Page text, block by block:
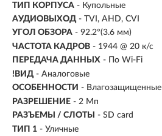
ТИП КОРПУСА - Купольные
АУДИОВЫХОД - TVI, AHD, CVI
УГОЛ ОБЗОРА - 92.2°(3.6 мм)
ЧАСТОТА КАДРОВ - 1944 @ 20 к/с
ПЕРЕДАЧА ДАННЫХ - По Wi-Fi
!ВИД - Аналоговые
ОСОБЕННОСТИ - Влагозащищенные
РАЗРЕШЕНИЕ - 2 Мп
РАЗЪЕМЫ / СЛОТЫ
- SD card
ТИП 1 - Уличные